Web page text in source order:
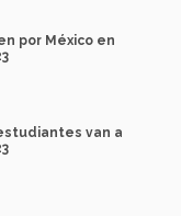
por México en
van a